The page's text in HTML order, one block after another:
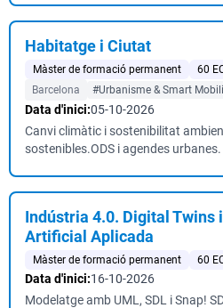
Habitatge i Ciutat
Màster de formació permanent 60
Barcelona
#Urbanisme & Smart
Data d'inici:05-10-2026
Canvi climàtic i sostenibilitat
sostenibles.ODS i agendes urbanes.
Indústria 4.0. Digital Twins
Artificial Aplicada
Màster de formació permanent 60
Data d'inici:16-10-2026
Modelatge amb UML, SDL i Snap!